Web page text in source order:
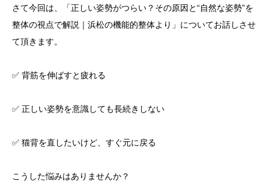
さて今回は、「正しい姿勢がつらい？その原因と“自然な姿勢”を
整体の視点で解説｜浜松の機能的整体より」についてお話しさせ
て頂きます。
✅ 背筋を伸ばすと疲れる
✅ 正しい姿勢を意識しても長続きしない
✅ 猫背を直したいけど、すぐ元に戻る
こうした悩みはありませんか？